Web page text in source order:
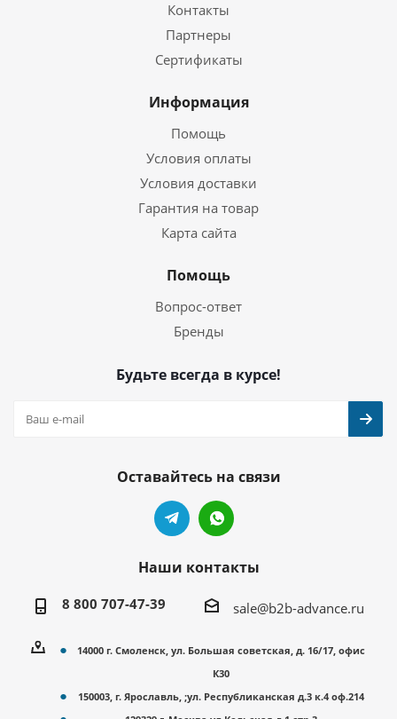
Контакты
Партнеры
Сертификаты
Информация
Помощь
Условия оплаты
Условия доставки
Гарантия на товар
Карта сайта
Помощь
Вопрос-ответ
Бренды
Будьте всегда в курсе!
Оставайтесь на связи
Наши контакты
8 800 707-47-39 sale@b2b-advance.ru
14000 г. Смоленск, ул. Большая советская, д. 16/17, офис
К30
150003, г. Ярославль, ;ул. Республиканская д.3 к.4 оф.214